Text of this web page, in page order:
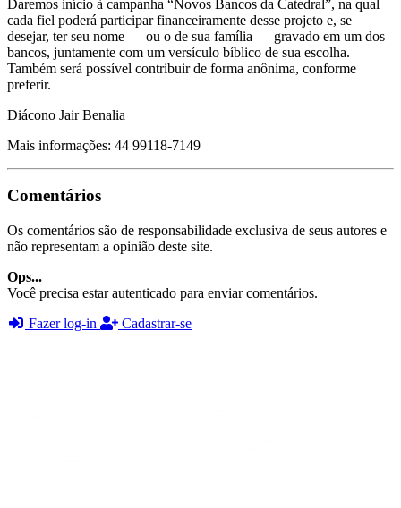
Daremos início à campanha “Novos Bancos da Catedral”, na qual
cada fiel poderá participar financeiramente desse projeto e, se
desejar, ter seu nome — ou o de sua família — gravado em um dos
bancos, juntamente com um versículo bíblico de sua escolha.
Também será possível contribuir de forma anônima, conforme
preferir.
Diácono Jair Benalia
Mais informações: 44 99118-7149
Comentários
Os comentários são de responsabilidade exclusiva de seus autores e
não representam a opinião deste site.
Ops...
Você precisa estar autenticado para enviar comentários.
Fazer log-in
Cadastrar-se